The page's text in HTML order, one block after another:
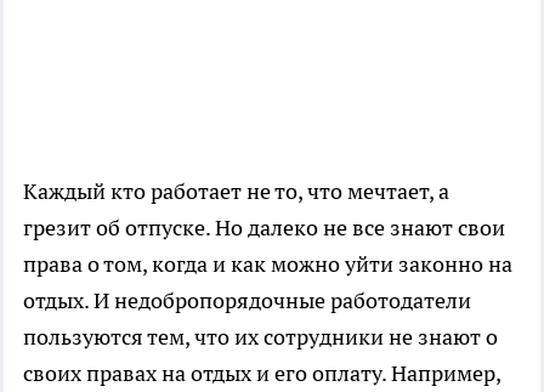
Каждый кто работает не то, что мечтает, а
грезит об отпуске. Но далеко не все знают свои
права о том, когда и как можно уйти законно на
отдых. И недобропорядочные работодатели
пользуются тем, что их сотрудники не знают о
своих правах на отдых и его оплату. Например,